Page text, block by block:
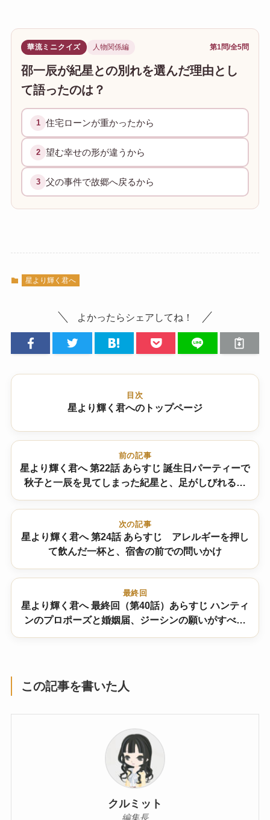
華流ミニクイズ 人物関係編 第1問/全5問
邵一辰が紀星との別れを選んだ理由とし
て語ったのは？
1 住宅ローンが重かったから
2 望む幸せの形が違うから
3 父の事件で故郷へ戻るから
星より輝く君へ
よかったらシェアしてね！
目次
星より輝く君へのトップページ
前の記事
星より輝く君へ 第22話 あらすじ 誕生日パーティーで
秋子と一辰を見てしまった紀星と、足がしびれるま
次の記事
星より輝く君へ 第24話 あらすじ アレルギーを押し
て飲んだ一杯と、宿舎の前での問いかけ
最終回
星より輝く君へ 最終回（第40話）あらすじ ハンティ
ンのプロポーズと婚姻届、ジーシンの願いがすべて
この記事を書いた人
クルミット
編集長